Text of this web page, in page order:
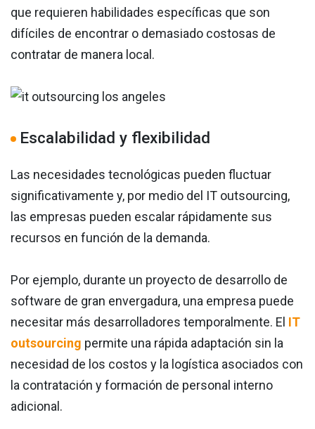
que requieren habilidades específicas que son
difíciles de encontrar o demasiado costosas de
contratar de manera local.
Escalabilidad y flexibilidad
Las necesidades tecnológicas pueden fluctuar
significativamente y, por medio del IT outsourcing,
las empresas pueden escalar rápidamente sus
recursos en función de la demanda.
Por ejemplo, durante un proyecto de desarrollo de
software de gran envergadura, una empresa puede
necesitar más desarrolladores temporalmente. El IT
outsourcing permite una rápida adaptación sin la
necesidad de los costos y la logística asociados con
la contratación y formación de personal interno
adicional.